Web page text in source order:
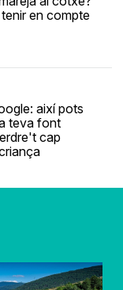
en compte
així pots
teva font
cap